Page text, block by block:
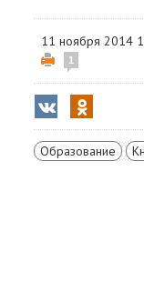
11 ноября 2014
1
Образование